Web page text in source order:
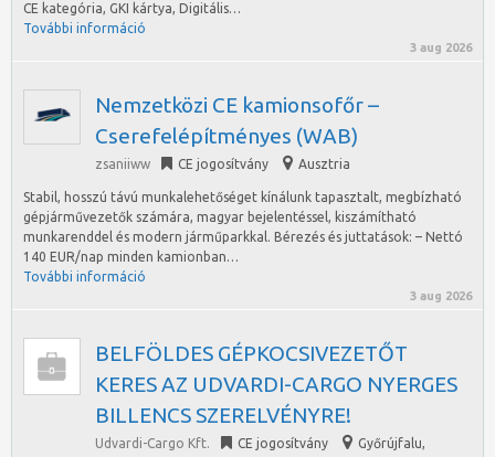
CE kategória, GKI kártya, Digitális…
További információ
3 aug 2026
Nemzetközi CE kamionsofőr –
Cserefelépítményes (WAB)
zsaniiww CE jogosítvány Ausztria
Stabil, hosszú távú munkalehetőséget kínálunk tapasztalt, megbízható
gépjárművezetők számára, magyar bejelentéssel, kiszámítható
munkarenddel és modern járműparkkal. Bérezés és juttatások: – Nettó
140 EUR/nap minden kamionban…
További információ
3 aug 2026
BELFÖLDES GÉPKOCSIVEZETŐT
KERES AZ UDVARDI-CARGO NYERGES
BILLENCS SZERELVÉNYRE!
Udvardi-Cargo Kft. CE jogosítvány Győrújfalu,